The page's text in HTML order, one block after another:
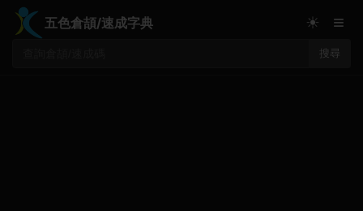
五色倉頡/速成字典
搜尋
☀ ≡